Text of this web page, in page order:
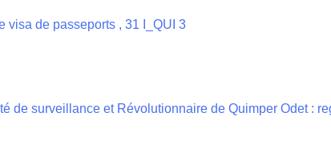
visa de passeports , 31 I_QUI 3